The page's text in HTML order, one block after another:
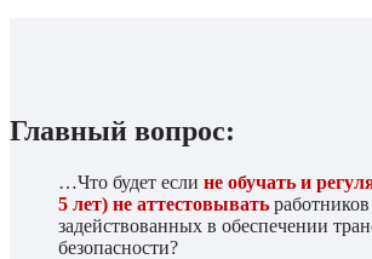
Главный вопрос:
…Что будет если не обучать и
5 лет) не аттестовывать работников
задействованных в обеспечении
безопасности?